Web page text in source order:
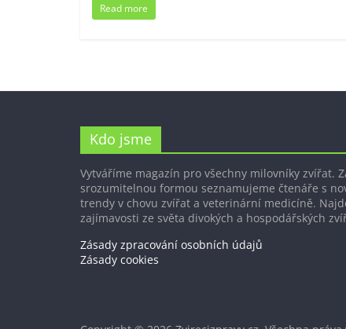
Read more
Kdo jsme
Vytváříme magazín pro všechny milovníky zvířat.
srozumitelnou formou seznamujeme čtenáře s
trendy v chovu zvířat a veterinární medicíně.
zajímavosti ze světa divokých a hospodářských
Zásady zpracování osobních údajů
Zásady cookies